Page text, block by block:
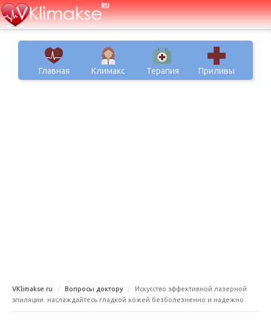
Главная Климакс Терапия Приливы
VKlimakse.ru Вопросы доктору
Искусство эффективной лазерной
эпиляции: наслаждайтесь гладкой кожей безболезненно и надежно